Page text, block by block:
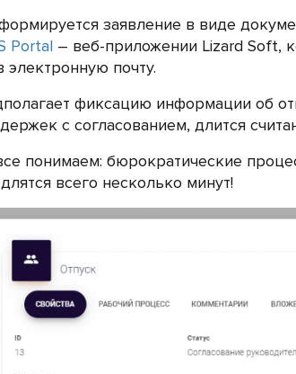
заявление в виде
Portal – веб-приложении Lizard Soft,
почту.
фиксацию информации об
с согласованием, длится
понимаем: бюрократические
всего несколько минут!